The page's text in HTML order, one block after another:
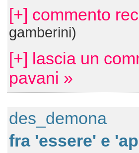
[+] commento
gamberini)
[+] lascia un
pavani »
des_demona
fra 'essere' e